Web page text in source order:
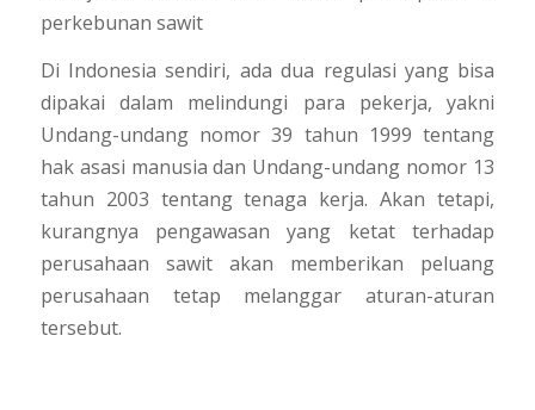
perkebunan sawit
Di Indonesia sendiri, ada dua regulasi yang bisa
dipakai dalam melindungi para pekerja, yakni
Undang-undang nomor 39 tahun 1999 tentang
hak asasi manusia dan Undang-undang nomor 13
tahun 2003 tentang tenaga kerja. Akan tetapi,
kurangnya pengawasan yang ketat terhadap
perusahaan sawit akan memberikan peluang
perusahaan tetap melanggar aturan-aturan
tersebut.